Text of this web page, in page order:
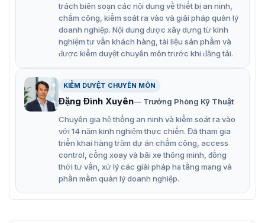
trách biên soạn các nội dung về thiết bị an ninh,
chấm công, kiểm soát ra vào và giải pháp quản lý
doanh nghiệp. Nội dung được xây dựng từ kinh
nghiệm tư vấn khách hàng, tài liệu sản phẩm và
được kiểm duyệt chuyên môn trước khi đăng tải.
KIỂM DUYỆT CHUYÊN MÔN
Đặng Đình Xuyên
Trưởng Phòng Kỹ Thuật
Chuyên gia hệ thống an ninh và kiểm soát ra vào
với 14 năm kinh nghiệm thực chiến. Đã tham gia
triển khai hàng trăm dự án chấm công, access
control, cổng xoay và bãi xe thông minh, đồng
thời tư vấn, xử lý các giải pháp hạ tầng mạng và
phần mềm quản lý doanh nghiệp.